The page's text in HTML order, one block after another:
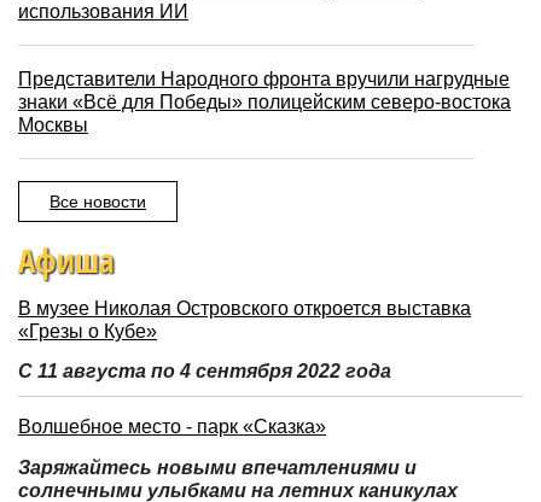
использования ИИ
Представители Народного фронта вручили нагрудные
знаки «Всё для Победы» полицейским северо-востока
Москвы
Все новости
Афиша
В музее Николая Островского откроется выставка
«Грезы о Кубе»
С 11 августа по 4 сентября 2022 года
Волшебное место - парк «Сказка»
Заряжайтесь новыми впечатлениями и
солнечными улыбками на летних каникулах